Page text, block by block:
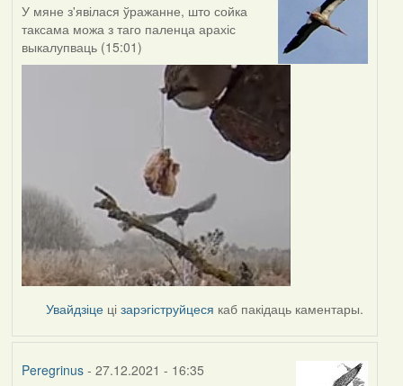
У мяне з'явілася ўражанне, што сойка
таксама можа з таго паленца арахіс
выкалупваць (15:01)
Увайдзіце цізарэгіструйцеся каб пакідаць каментары.
Peregrinus- 27.12.2021 - 16:35